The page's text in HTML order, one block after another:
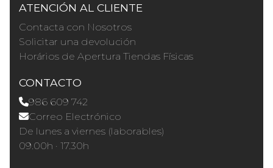
ATENCIÓN AL CLIENTE
Contacta con Nosotros
Solicitar una devolución
Horários de Apertura Tiendas Físicas
CONTACTO
986 609 742
Correo Electrónico
De lunes a viernes (laborables)
09.00h · 17.30h